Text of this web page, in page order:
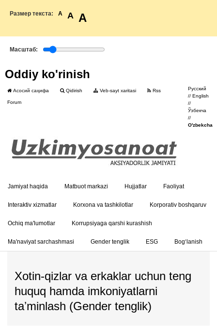
Размер текста: A A A
Масштаб:
Oddiy ko'rinish
Асосий саҳифа Qidirish Veb-sayt xaritasi Rss
Forum
Русский
//English
//
Ўзбекча
//
O'zbekcha
Jamiyat haqida Matbuot markazi Hujjatlar Faoliyat
Interaktiv xizmatlar Korxona va tashkilotlar Korporativ boshqaruv
Ochiq ma'lumotlar Korrupsiyaga qarshi kurashish
Ma'naviyat sarchashmasi Gender tenglik ESG Bog‘lanish
Xotin-qizlar va erkaklar uchun teng
huquq hamda imkoniyatlarni
taʼminlash (Gender tenglik)